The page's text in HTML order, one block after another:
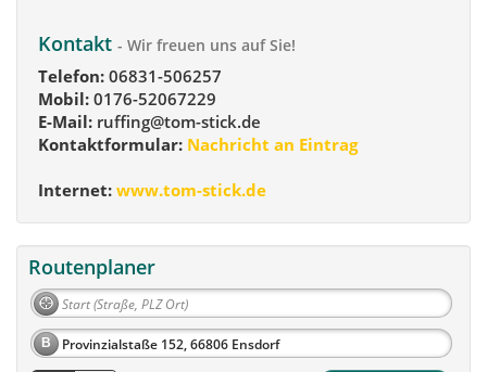
Kontakt - Wir freuen uns auf Sie!
Telefon: 06831-506257
Mobil: 0176-52067229
E-Mail: ruffing@tom-stick.de
Kontaktformular: Nachricht an Eintrag
Internet: www.tom-stick.de
Routenplaner
B